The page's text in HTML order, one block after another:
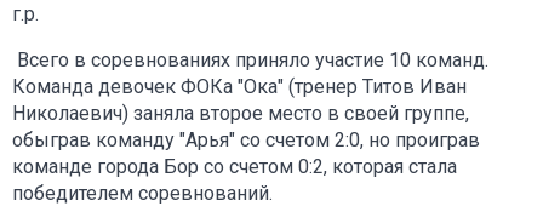
г.р.
Всего в соревнованиях приняло участие 10 команд.
Команда девочек ФОКа "Ока" (тренер Титов Иван
Николаевич) заняла второе место в своей группе,
обыграв команду "Арья" со счетом 2:0, но проиграв
команде города Бор со счетом 0:2, которая стала
победителем соревнований.